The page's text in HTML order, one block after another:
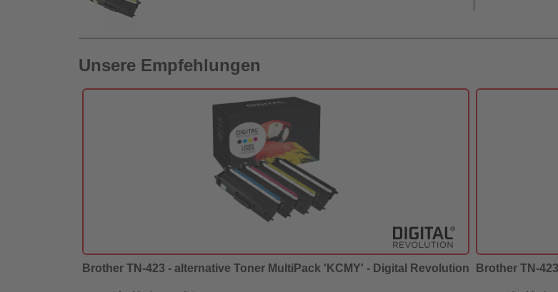
Unsere Empfehlungen
Brother TN-423 - alternative Toner MultiPack 'KCMY' - Digital Revolution Brother TN-